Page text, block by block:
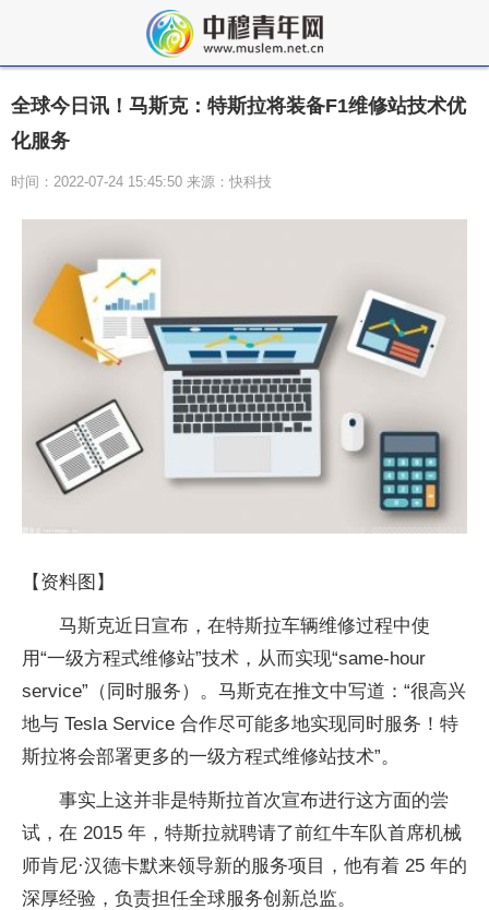
全球今日讯！马斯克：特斯拉将装备F1维修站技术优
化服务
时间：2022-07-24 15:45:50 来源：快科技
【资料图】
马斯克近日宣布，在特斯拉车辆维修过程中使
用“一级方程式维修站”技术，从而实现“same-hour
service”（同时服务）。马斯克在推文中写道：“很高兴
地与 Tesla Service 合作尽可能多地实现同时服务！特
斯拉将会部署更多的一级方程式维修站技术”。
事实上这并非是特斯拉首次宣布进行这方面的尝
试，在 2015 年，特斯拉就聘请了前红牛车队首席机械
师肯尼·汉德卡默来领导新的服务项目，他有着 25 年的
深厚经验，负责担任全球服务创新总监。